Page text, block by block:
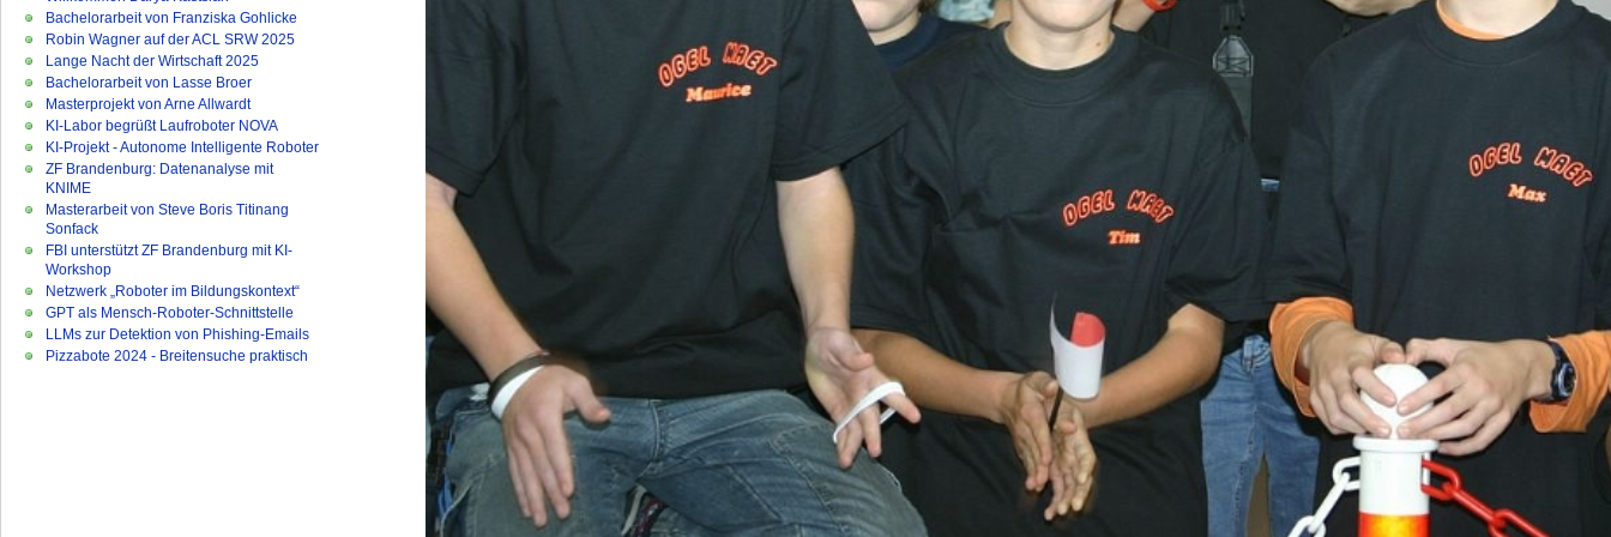
Bachelorarbeit von Franziska Gohlicke
Robin Wagner auf der ACL SRW 2025
Lange Nacht der Wirtschaft 2025
Bachelorarbeit von Lasse Broer
Masterprojekt von Arne Allwardt
KI-Labor begrüßt Laufroboter NOVA
KI-Projekt - Autonome Intelligente Roboter
ZF Brandenburg: Datenanalyse mit
KNIME
Masterarbeit von Steve Boris Titinang
Sonfack
FBI unterstützt ZF Brandenburg mit KI-
Workshop
Netzwerk „Roboter im Bildungskontext“
GPT als Mensch-Roboter-Schnittstelle
LLMs zur Detektion von Phishing-Emails
Pizzabote 2024 - Breitensuche praktisch